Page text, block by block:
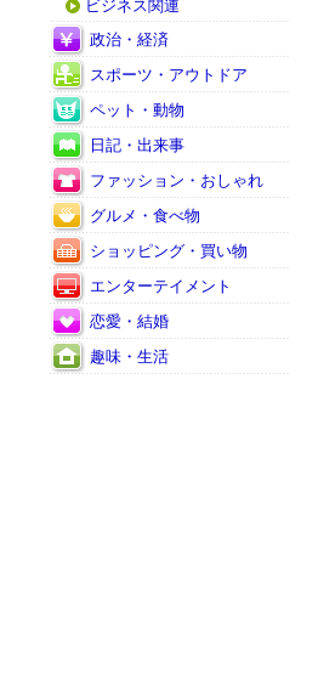
ビジネス関連
政治・経済
スポーツ・アウトドア
ペット・動物
日記・出来事
ファッション・おしゃれ
グルメ・食べ物
ショッピング・買い物
エンターテイメント
恋愛・結婚
趣味・生活